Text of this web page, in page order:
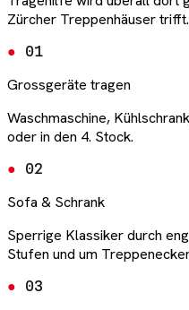
Zürcher Treppenhäuser
01
Grossgeräte tragen
Waschmaschine,
oder in den 4. Stock.
02
Sofa & Schrank
Sperrige Klassiker durch
Stufen und um
03